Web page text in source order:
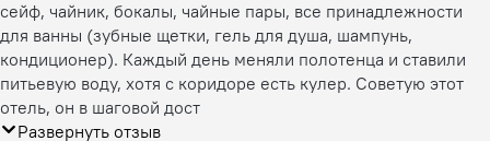
сейф, чайник, бокалы, чайные пары, все принадлежности
для ванны (зубные щетки, гель для душа, шампунь,
кондиционер). Каждый день меняли полотенца и ставили
питьевую воду, хотя с коридоре есть кулер. Советую этот
отель, он в шаговой дост
Развернуть отзыв